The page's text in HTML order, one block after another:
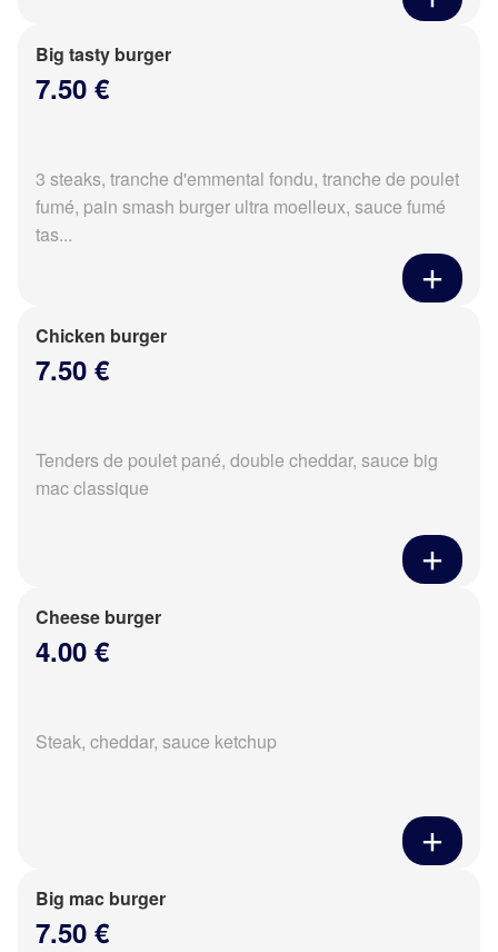
Big tasty burger
7.50 €
3 steaks, tranche d'emmental fondu, tranche de poulet
fumé, pain smash burger ultra moelleux, sauce fumé
tas...
Chicken burger
7.50 €
Tenders de poulet pané, double cheddar, sauce big
mac classique
Cheese burger
4.00 €
Steak, cheddar, sauce ketchup
Big mac burger
7.50 €